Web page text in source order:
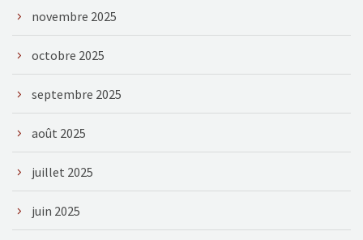
novembre 2025
octobre 2025
septembre 2025
août 2025
juillet 2025
juin 2025